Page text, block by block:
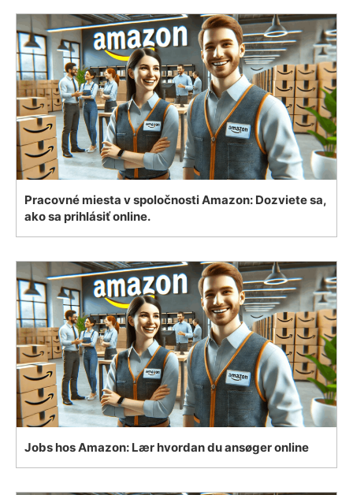
Pracovné miesta v spoločnosti Amazon: Dozviete sa,
ako sa prihlásiť online.
Jobs hos Amazon: Lær hvordan du ansøger online